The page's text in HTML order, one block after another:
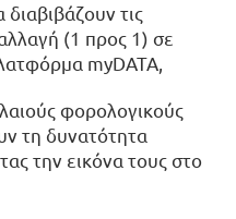
τις
(1 προς 1) σε
myDATA,
φορολογικούς
τη δυνατότητα
την εικόνα τους στο